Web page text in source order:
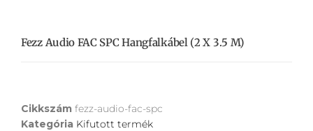
Fezz Audio FAC SPC Hangfalkábel (2 X 3.5 M)
Cikkszám fezz-audio-fac-spc
Kategória Kifutott termék